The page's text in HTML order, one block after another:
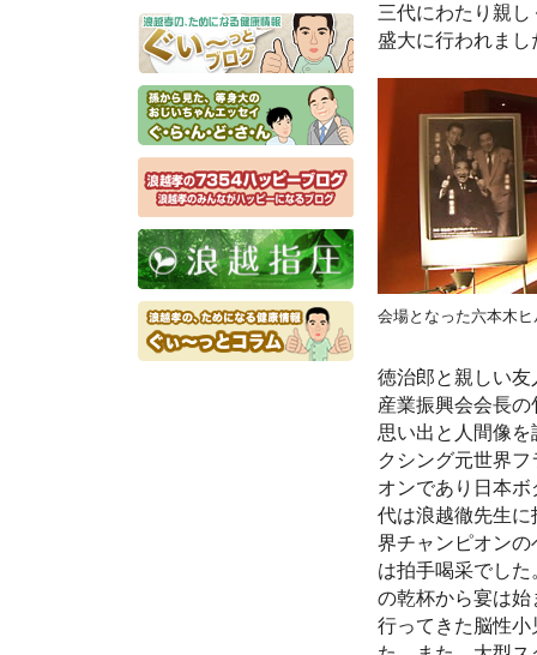
三代にわたり親
盛大に行われまし
会場となった六本木
徳治郎と親しい
産業振興会会長
思い出と人間像
クシング元世界
オンであり日本
代は浪越徹先生
界チャンピオン
は拍手喝采でし
の乾杯から宴は
行ってきた脳性